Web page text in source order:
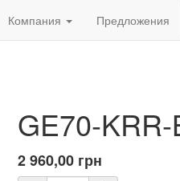
Компания Предложения
GE70-
2 960,00 грн